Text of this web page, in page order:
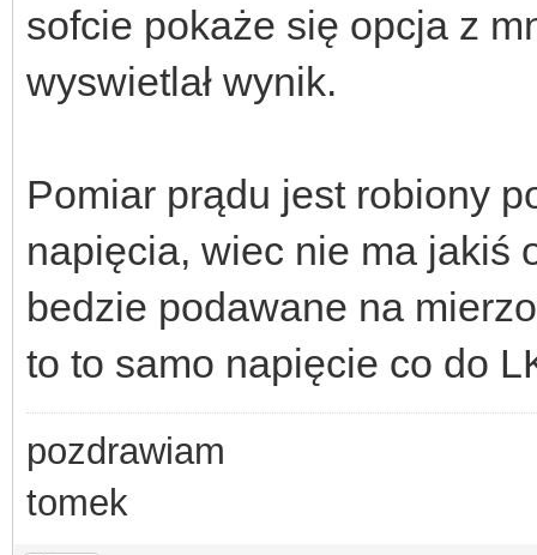
sofcie pokaże się opcja z
wyswietlał wynik.
Pomiar prądu jest robiony
napięcia, wiec nie ma jakiś
bedzie podawane na
to to samo napięcie co do
pozdrawiam
tomek